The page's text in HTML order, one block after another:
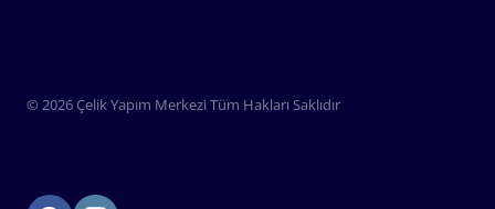
© 2026 Çelik Yapım Merkezi Tüm Hakları Saklıdır